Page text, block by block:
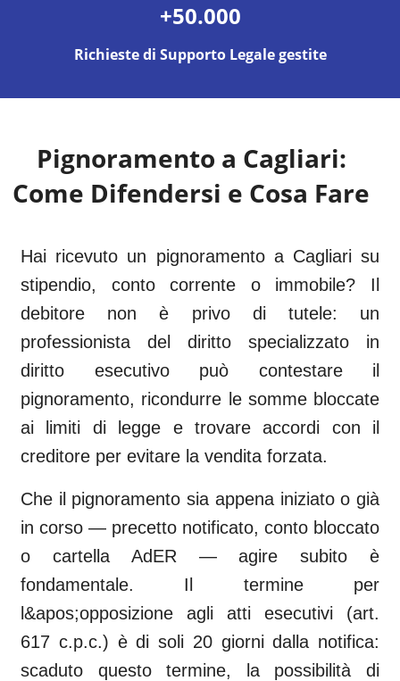
+50.000
Richieste di Supporto Legale gestite
Pignoramento a Cagliari:
Come Difendersi e Cosa Fare
Hai ricevuto un pignoramento a Cagliari su
stipendio, conto corrente o immobile? Il
debitore non è privo di tutele: un
professionista del diritto specializzato in
diritto esecutivo può contestare il
pignoramento, ricondurre le somme bloccate
ai limiti di legge e trovare accordi con il
creditore per evitare la vendita forzata.
Che il pignoramento sia appena iniziato o già
in corso — precetto notificato, conto bloccato
o cartella AdER — agire subito è
fondamentale. Il termine per
l&apos;opposizione agli atti esecutivi (art.
617 c.p.c.) è di soli 20 giorni dalla notifica:
scaduto questo termine, la possibilità di